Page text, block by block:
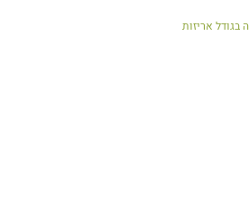
בגודל אריזות